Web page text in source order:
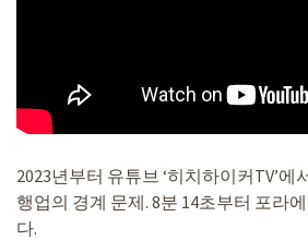
2023년부터 유튜브 ‘히치하이커TV’에
행업의 경계 문제. 8분 14초부터 포라
다.